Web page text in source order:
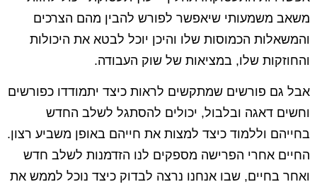
משאב משמעותי שיאפשר לפורש להבין מהם הצרכים
והמשאלות הכמוסות שלו והיכן יוכל לבטא את היכולות
והחוזקות שלו, במציאות של שוק העבודה.
אבל גם פורשים שמתקשים לראות כיצד יתמודדו כפורשים
וחשים דאגה ובלבול, יכולים להסתגל לשלב החדש
בחייהם וללמוד כיצד למצות את חייהם באופן משביע רצון.
החיים אחרי הפרישה מספקים לנו הזדמנות לשלב חדש
ואחר בחיים, שבו אנחנו נרצה לבדוק כיצד נוכל לממש את